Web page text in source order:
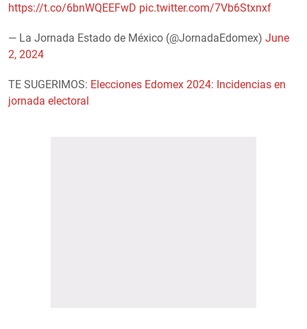
https://t.co/6bnWQEEFwD pic.twitter.com/7Vb6Stxnxf
— La Jornada Estado de México (@JornadaEdomex) June
2, 2024
TE SUGERIMOS: Elecciones Edomex 2024: Incidencias en
jornada electoral